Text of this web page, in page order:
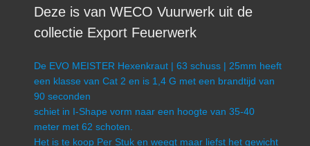
Deze is van WECO Vuurwerk uit de
collectie Export Feuerwerk
De EVO MEISTER Hexenkraut | 63 schuss | 25mm heeft
een klasse van Cat 2 en is 1,4 G met een brandtijd van
90 seconden
schiet in I-Shape vorm naar een hoogte van 35-40
meter met 62 schoten.
Het is te koop Per Stuk en weegt maar liefst het gewicht